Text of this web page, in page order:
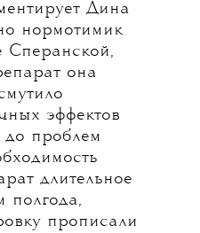
Дина
нормотимик
Сперанской,
она
эффектов
проблем
длительное
полгода,
прописали